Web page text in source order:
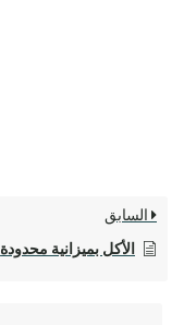
السابق
الأكل بميزانية محدودة